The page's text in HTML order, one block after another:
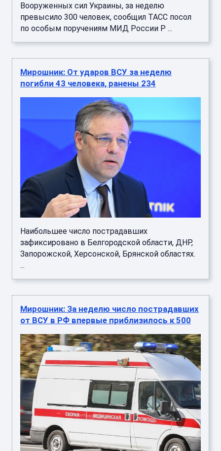
Вооруженных сил Украины, за неделю
превысило 300 человек, сообщил ТАСС посол
по особым поручениям МИД России Р ...
Мирошник: От ударов ВСУ за неделю
погибли 43 человека, ранены 234
Наибольшее число пострадавших
зафиксировано в Белгородской области, ДНР,
Запорожской, Херсонской, Брянской областях.
...
Мирошник: За неделю число пострадавших
от ВСУ в РФ впервые приблизилось к 500